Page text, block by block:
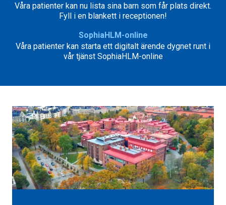
Våra patienter kan nu lista sina barn som får plats direkt.
Fyll i en blankett i receptionen!
SophiaHLM-online
Våra patienter kan starta ett digitalt ärende dygnet runt i
vår tjänst SophiaHLM-online